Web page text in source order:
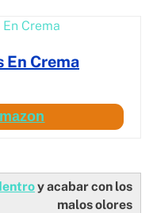
En Crema
y acabar con los
malos olores